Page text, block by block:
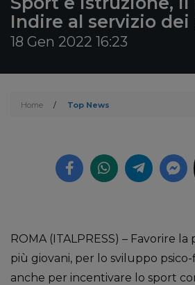
Indire al servizio
18 Gen 2022 16:23
Home / Top News
ROMA (ITALPRESS) – Favorire
più giovani, per lo sviluppo
anche per incentivare lo sport